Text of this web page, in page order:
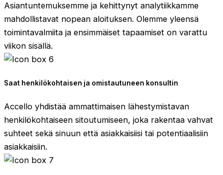
Asiantuntemuksemme ja kehittynyt analytiikkamme
mahdollistavat nopean aloituksen. Olemme yleensä
toimintavalmiita ja ensimmäiset tapaamiset on varattu
viikon sisällä.
Saat henkilökohtaisen ja omistautuneen konsultin
Accello yhdistää ammattimaisen lähestymistavan
henkilökohtaiseen sitoutumiseen, joka rakentaa vahvat
suhteet sekä sinuun että asiakkaisiisi tai potentiaalisiin
asiakkaisiin.